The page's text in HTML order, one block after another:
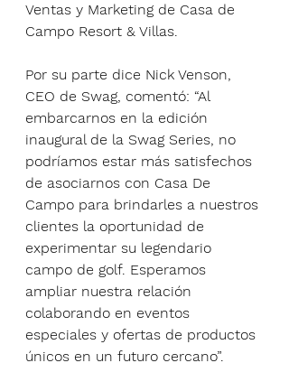
Ventas y Marketing de Casa de
Campo Resort & Villas.
Por su parte dice Nick Venson,
CEO de Swag, comentó: “Al
embarcarnos en la edición
inaugural de la Swag Series, no
podríamos estar más satisfechos
de asociarnos con Casa De
Campo para brindarles a nuestros
clientes la oportunidad de
experimentar su legendario
campo de golf. Esperamos
ampliar nuestra relación
colaborando en eventos
especiales y ofertas de productos
únicos en un futuro cercano”.